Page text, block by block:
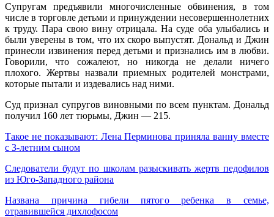
Супругам предъявили многочисленные обвинения, в том
числе в торговле детьми и принуждении несовершеннолетних
к труду. Пара свою вину отрицала. На суде оба улыбались и
были уверены в том, что их скоро выпустят. Дональд и Джин
принесли извинения перед детьми и признались им в любви.
Говорили, что сожалеют, но никогда не делали ничего
плохого. Жертвы назвали приемных родителей монстрами,
которые пытали и издевались над ними.
Суд признал супругов виновными по всем пунктам. Дональд
получил 160 лет тюрьмы, Джин — 215.
Такое не показывают: Лена Перминова приняла ванну вместе
с 3-летним сыном
Следователи будут по школам разыскивать жертв педофилов
из Юго-Западного района
Названа причина гибели пятого ребенка в семье,
отравившейся дихлофосом